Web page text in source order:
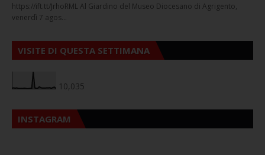
https://ift.tt/JrhoRML Al Giardino del Museo Diocesano di Agrigento,
venerdì 7 agos…
VISITE DI QUESTA SETTIMANA
10,035
INSTAGRAM